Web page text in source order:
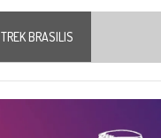
BRASILIS